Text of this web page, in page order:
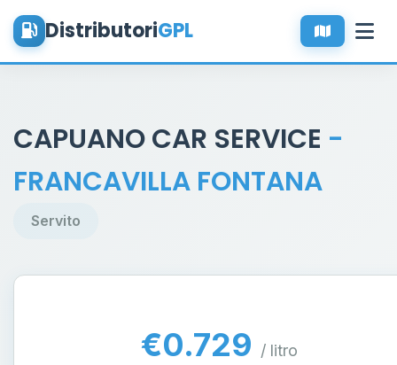
DistributoriGPL
CAPUANO CAR SERVICE -
FRANCAVILLA FONTANA
Servito
€0.729 / litro